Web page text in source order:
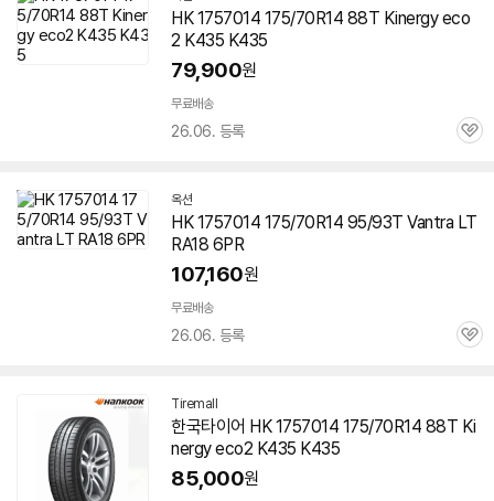
HK1757014 175/70R14 88T Kinergy eco
2 K435 K435
79,900원
무료배송
26.06. 등록
관
옥션
HK1757014 175/70R14 95/93T Vantra LT
RA18 6PR
107,160원
무료배송
26.06. 등록
관
Tiremall 네
이
버
이
한국타이어 HK1757014 175/70R14 88T Ki
nergy eco2 K435 K435
85,000원